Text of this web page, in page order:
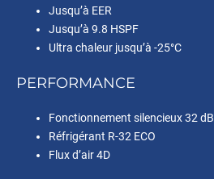
Jusqu’à EER
Jusqu’à 9.8 HSPF
Ultra chaleur jusqu’à -25°C
PERFORMANCE
Fonctionnement silencieux 32 dB
Réfrigérant R-32 ECO
Flux d’air 4D